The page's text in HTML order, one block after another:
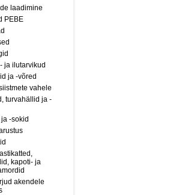
laadimine
PEBE
ja ilutarvikud
ja -võred
vahele
turvahällid ja -
-sokid
kapoti- ja
akendele